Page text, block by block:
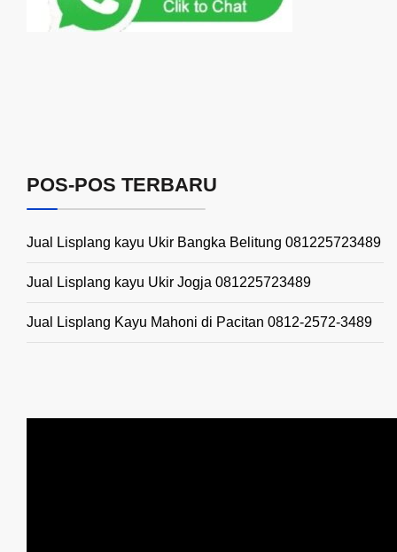
POS-POS TERBARU
Jual Lisplang kayu Ukir Bangka Belitung 081225723489
Jual Lisplang kayu Ukir Jogja 081225723489
Jual Lisplang Kayu Mahoni di Pacitan 0812-2572-3489